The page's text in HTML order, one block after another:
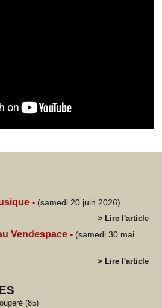
- (samedi 20 juin 2026)
> Lire l'article
Vendespace - (samedi 30 mai
> Lire l'article
(85)